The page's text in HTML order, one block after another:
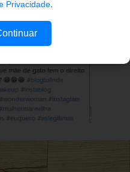
Privacidade